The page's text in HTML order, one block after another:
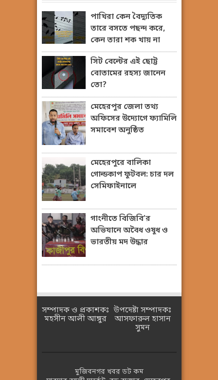
পাখিরা কেন বৈদ্যুতিক
তারে বসতে পছন্দ করে,
কেন তারা শক খায় না
সিট বেল্টের এই ছোট্ট
বোতামের রহস্য জানেন
তো?
মেহেরপুর জেলা তথ্য
অফিসের উদ্যোগে ফ্যামিলি
সমাবেশ অনুষ্ঠিত
মেহেরপুরে বালিকা
গোল্ডকাপ ফুটবল: চার দল
সেমিফাইনালে
গাংনীতে বিজিবি’র
অভিযানে অবৈধ ওষুধ ও
ভারতীয় মদ উদ্ধার
সম্পাদক ও প্রকাশকঃ
মহসীন আলী আঙ্গুর
উপদেষ্টা সম্পাদকঃ
আসফারুল হাসান
সুমন
মুজিবনগর খবর ডট কম